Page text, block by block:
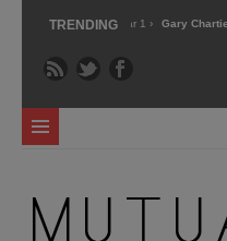
TRENDING
Mar 1 › Gary Chartier nos